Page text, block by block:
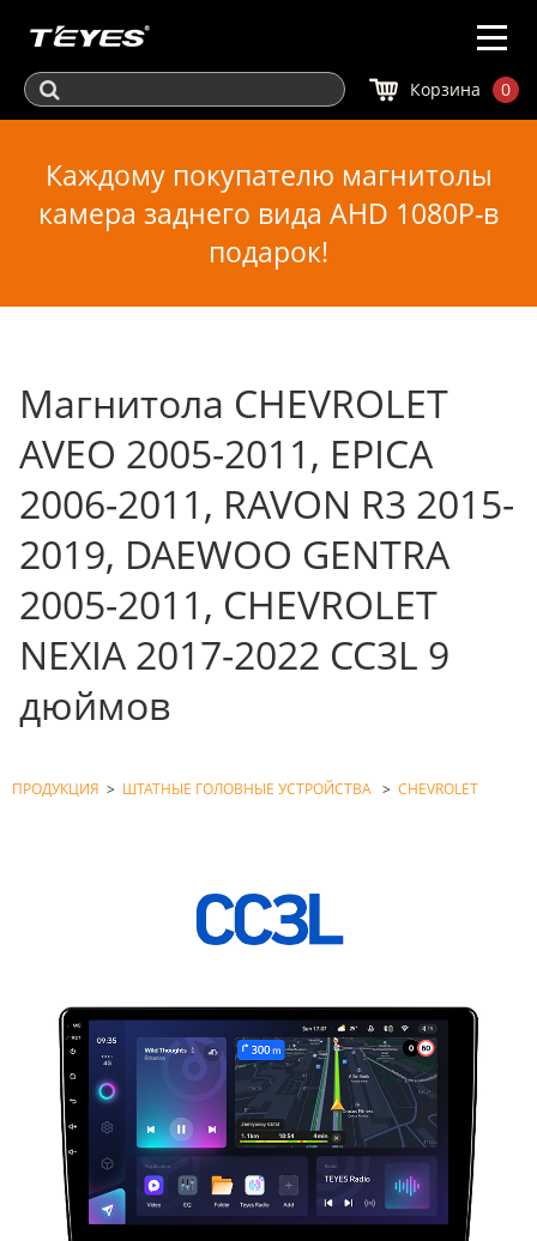
Корзина 0
Каждому покупателю магнитолы
камера заднего вида AHD 1080P-в
подарок!
Магнитола CHEVROLET
AVEO 2005-2011, EPICA
2006-2011, RAVON R3 2015-
2019, DAEWOO GENTRA
2005-2011, CHEVROLET
NEXIA 2017-2022 CC3L 9
дюймов
ПРОДУКЦИЯ > ШТАТНЫЕ ГОЛОВНЫЕ УСТРОЙСТВА > CHEVROLET